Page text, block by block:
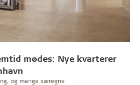
mødes: Nye kvarterer
og mange særegne